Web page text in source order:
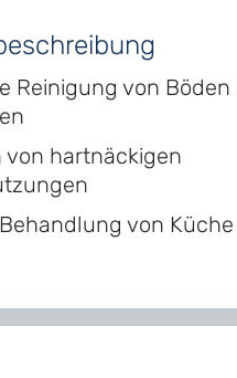
Reinigung von Böden
von hartnäckigen
von